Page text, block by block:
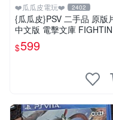
❤️瓜瓜皮電玩❤️ 2402
{瓜瓜皮}PSV 二手品 原版
中文版 電擊文庫
CLIMAX(遊戲都有回收)
$599